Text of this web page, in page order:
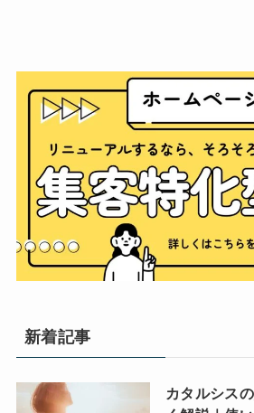
新着記事
カタルシス